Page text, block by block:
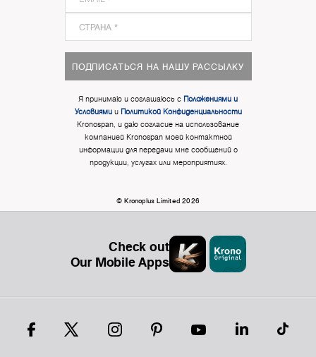
ПОДПИСАТЬСЯ НА НАШУ РАССЫЛКУ
Я принимаю и соглашаюсь с Положениями и
Условиямии Политикой Конфиденциальности
Kronospan, и даю согласие на использование
компанией Kronospan моей контактной
информации для передачи мне сообщений о
продукции, услугах или мероприятиях.
© Kronoplus Limited 2026
Check out
Our Mobile Apps